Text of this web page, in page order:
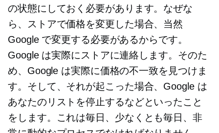
の状態にしておく必要があります。なぜな
ら、ストアで価格を変更した場合、当然
Google で変更する必要があるからです。
Google は実際にストアに連絡します。そのた
め、Google は実際に価格の不一致を見つけま
す。そして、それが起こった場合、Google は
あなたのリストを停止するなどといったこと
をします。これは毎日、少なくとも毎日、非